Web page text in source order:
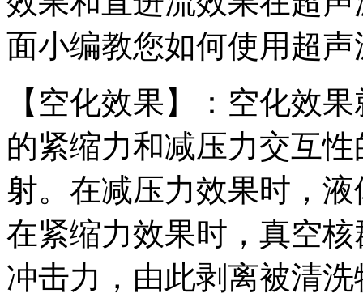
面小编教您如何使用超
【空化效果】：空化效
的紧缩力和减压力交互
射。在减压力效果时，
在紧缩力效果时，真空
冲击力，由此剥离被清